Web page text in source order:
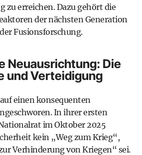
zu erreichen. Dazu gehört die
der nächsten Generation
Fusionsforschung.
Neuausrichtung: Die
und Verteidigung
einen konsequenten
In ihrer ersten
im Oktober 2025
kein „Weg zum Krieg“,
Verhinderung von Kriegen“ sei.